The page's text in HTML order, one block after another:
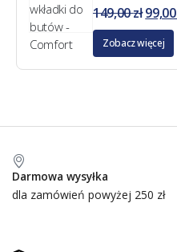
149,00zł99,00
Zobacz więcej
Darmowa wysyłka
dla zamówień powyżej 250 zł